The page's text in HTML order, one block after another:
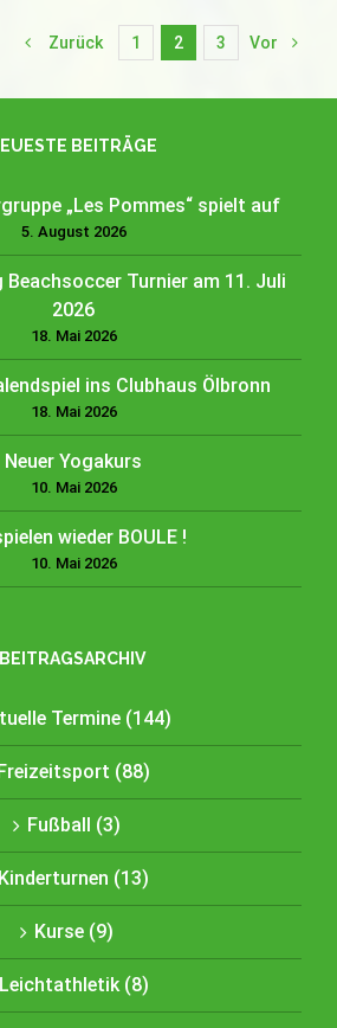
Zurück 1 2 3 Vor
BEITRÄGE
„Les Pommes“ spielt auf
5. August 2026
Beachsoccer Turnier am 11. Juli
2026
18. Mai 2026
ins Clubhaus Ölbronn
18. Mai 2026
Neuer Yogakurs
10. Mai 2026
wieder BOULE !
10. Mai 2026
BEITRAGSARCHIV
Termine (144)
(88)
Fußball (3)
Kinderturnen (13)
Kurse (9)
Leichtathletik (8)